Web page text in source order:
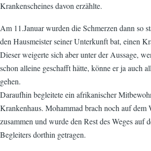
Krankenscheines davon erzählte.
Am 11.Januar wurden die Schmerzen dann so
den Hausmeister seiner Unterkunft bat, einen
Dieser weigerte sich aber unter der Aussage,
schon alleine geschafft hätte, könne er ja auch
gehen.
Daraufhin begleitete ein afrikanischer
Krankenhaus. Mohammad brach noch auf dem
zusammen und wurde den Rest des Weges auf
Begleiters dorthin getragen.